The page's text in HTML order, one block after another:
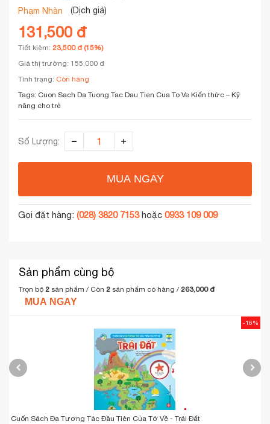
Phạm Nhàn
(Dịch giả)
131,500 đ
Tiết kiệm: 23,500 đ (15%)
Giá thị trường: 155,000 đ
Tình trạng: Còn hàng
Tags: Cuon Sach Da Tuong Tac Dau Tien Cua To Ve Kiến thức – Kỹ
năng cho trẻ
Số Lượng:
MUA NGAY
Gọi đặt hàng: (028) 3820 7153hoặc 0933 109 009
Sản phẩm cùng bộ
Trọn bộ 2 sản phẩm / Còn 2 sản phẩm có hàng / 263,000 đ
MUA NGAY
Cuốn Sách Đa Tương Tác Đầu Tiên Của Tớ Về - Trái Đất
-16%